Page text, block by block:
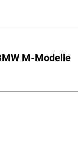
M-Modelle